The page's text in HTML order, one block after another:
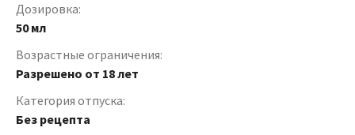
Дозировка:
50 мл
Возрастные ограничения:
Разрешено от 18 лет
Категория отпуска:
Без рецепта